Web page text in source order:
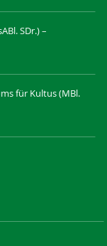
SDr.) –
für Kultus (MBl.